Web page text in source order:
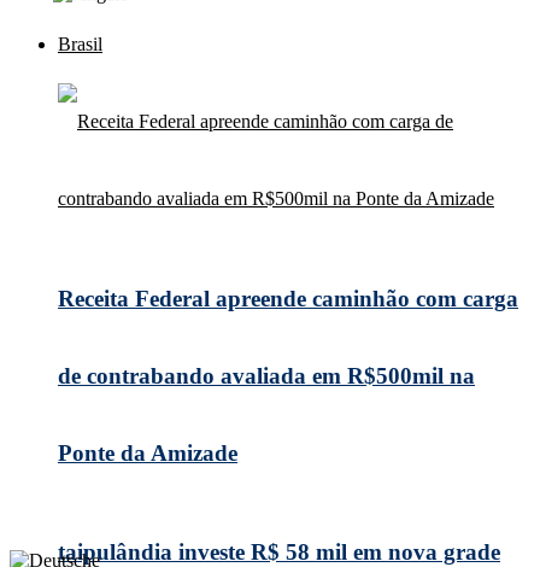
Brasil
Receita Federal apreende caminhão com carga
de contrabando avaliada em R$500mil na
Ponte da Amizade
taipulândia investe R$ 58 mil em nova grade